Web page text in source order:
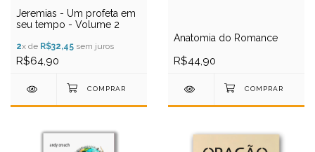
Jeremias - Um profeta em
seu tempo - Volume 2
2x de R$32,45 sem juros
R$64,90
Anatomia do Romance
R$44,90